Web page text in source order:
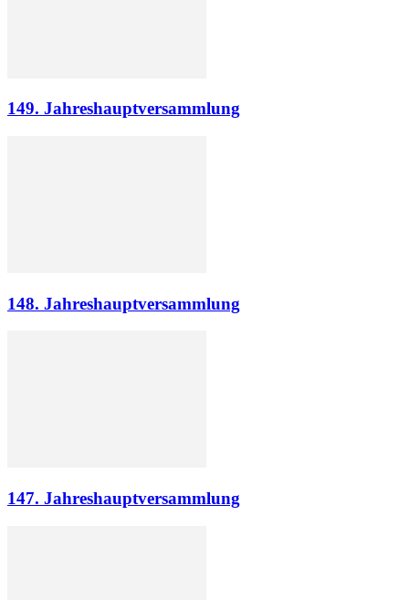
149. Jahreshauptversammlung
148. Jahreshauptversammlung
147. Jahreshauptversammlung